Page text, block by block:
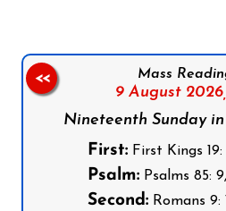
Mass
9 August 2026,
Nineteenth Sunday
First: First Kings 19:
Psalm: Psalms 85: 9,
Second: Romans 9:
<<